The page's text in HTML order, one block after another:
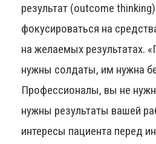
результат (outcome
фокусироваться на
на желаемых результатах.
нужны солдаты, им нужна
Профессионалы, вы не
нужны результаты вашей
интересы пациента перед